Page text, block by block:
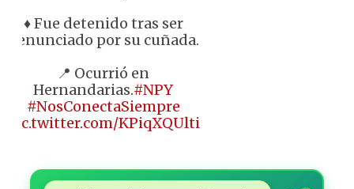
♦️ Fue detenido tras ser
denunciado por su cuñada.
📍 Ocurrió en
Hernandarias.#NPY
#NosConectaSiempre
pic.twitter.com/KPiqXQUlti